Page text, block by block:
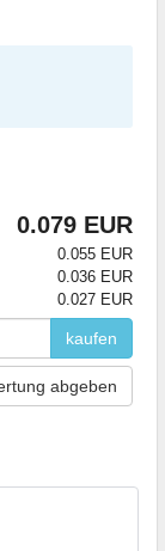
0.079 EUR
0.055 EUR
0.036 EUR
0.027 EUR
kaufen
abgeben